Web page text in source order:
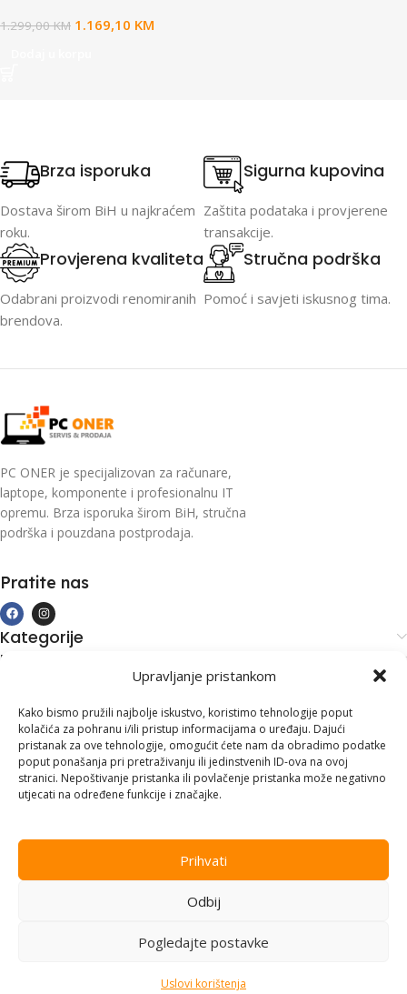
Upravljanje pristankom
Kako bismo pružili najbolje iskustvo, koristimo tehnologije poput
kolačića za pohranu i/ili pristup informacijama o uređaju. Dajući
pristanak za ove tehnologije, omogućit ćete nam da obradimo podatke
poput ponašanja pri pretraživanju ili jedinstvenih ID-ova na ovoj
stranici. Nepoštivanje pristanka ili povlačenje pristanka može negativno
utjecati na određene funkcije i značajke.
Prihvati
Odbij
Pogledajte postavke
Uslovi korištenja
1.299,00KM 1.169,10 KM
Brza isporuka
Dostava širom BiH u najkraćem
roku.
Sigurna kupovina
Zaštita podataka i provjerene
transakcije.
Provjerena kvaliteta
Odabrani proizvodi renomiranih
brendova.
Stručna podrška
Pomoć i savjeti iskusnog tima.
PC ONER je specijalizovan za računare,
laptope, komponente i profesionalnu IT
opremu. Brza isporuka širom BiH, stručna
podrška i pouzdana postprodaja.
Pratite nas
Kategorije
Kupovina i podrška
Kontakt informacije
Branilaca Bosne, 75 300 Lukavac
+387 35 555 999
info@pconer.ba
Vision.